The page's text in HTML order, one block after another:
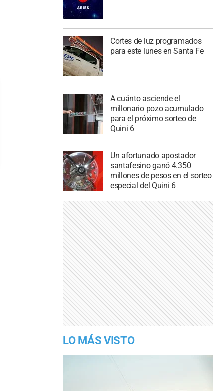
Cortes de luz programados
para este lunes en Santa Fe
A cuánto asciende el
millonario pozo acumulado
para el próximo sorteo de
Quini 6
Un afortunado apostador
santafesino ganó 4.350
millones de pesos en el sorteo
especial del Quini 6
LO MÁS VISTO